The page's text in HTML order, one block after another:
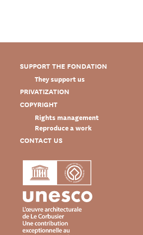
SUPPORT THE FONDATION
They support us
PRIVATIZATION
COPYRIGHT
Rights management
Reproduce a work
CONTACT US